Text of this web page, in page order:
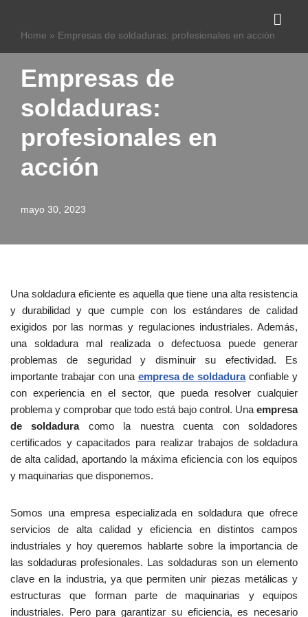
Saltar
al
contenido
Home » Empresas de soldaduras: profesionales en acción
Empresas de
soldaduras:
profesionales en
acción
mayo 30, 2023
Una soldadura eficiente es aquella que tiene una alta resistencia
y durabilidad y que cumple con los estándares de calidad
exigidos por las normas y regulaciones industriales. Además,
una soldadura mal realizada o defectuosa puede generar
problemas de seguridad y disminuir su efectividad. Es
importante trabajar con una empresa de soldaduraconfiable y
con experiencia en el sector, que pueda resolver cualquier
problema y comprobar que todo está bajo control. Una empresa
de soldaduracomo la nuestra cuenta con soldadores
certificados y capacitados para realizar trabajos de soldadura
de alta calidad, aportando la máxima eficiencia con los equipos
y maquinarias que disponemos.
Somos una empresa especializada en soldadura que ofrece
servicios de alta calidad y eficiencia en distintos campos
industriales y hoy queremos hablarte sobre la importancia de
las soldaduras profesionales. Las soldaduras son un elemento
clave en la industria, ya que permiten unir piezas metálicas y
estructuras que forman parte de maquinarias y equipos
industriales. Pero para garantizar su eficiencia, es necesario